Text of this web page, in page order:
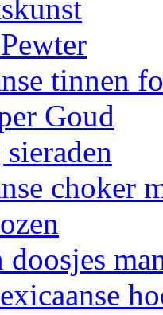
tinnen
Goud
choker
doosjes